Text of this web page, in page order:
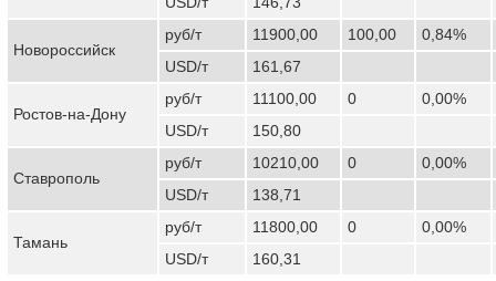
Новороссийск
руб/т 11900,00 100,00
0,84%
USD/т
161,67
Ростов-на-Дону
руб/т 11100,00 0
0,00%
USD/т
150,80
Ставрополь
руб/т 10210,00 0
0,00%
USD/т
138,71
Тамань
руб/т 11800,00 0
0,00%
USD/т
160,31